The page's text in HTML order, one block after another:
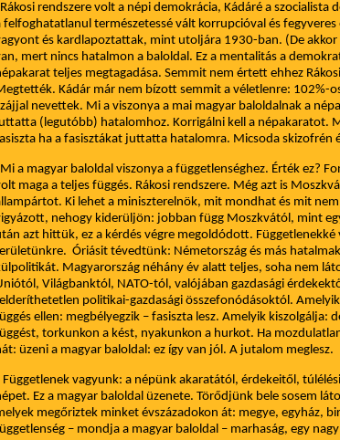
Rákosi rendszere volt a népi demokrácia, Kádáré a
felfoghatatlanul természetessé vált korrupcióval és
és kardlapoztattak, mint utoljára 1930-ban. (De
mert nincs hatalmon a baloldal. Ez a mentalitás a
teljes megtagadása. Semmit nem értett ehhez
Kádár már nem bízott semmit a véletlenre: 102%-
nevettek. Mi a viszonya a mai magyar baloldalnak a
(legutóbb) hatalomhoz. Korrigálni kell a népakaratot.
ha a fasisztákat juttatta hatalomra. Micsoda skizofrén
Mi a magyar baloldal viszonya a függetlenséghez. Érték ez?
maga a teljes függés. Rákosi rendszere. Még azt is
Ki lehet a miniszterelnök, mit mondhat és mit
nehogy kiderüljön: jobban függ Moszkvától, mint
azt hittük, ez a kérdés végre megoldódott.
Óriásit tévedtünk: Németország és más
Magyarország néhány év alatt teljes, soha nem
Világbanktól, NATO-tól, valójában gazdasági
politikai-gazdasági összefonódásoktól.
ellen: megbélyegzik – fasiszta lesz. Amelyik kiszolgálja:
torkunkon a kést, nyakunkon a hurkot. Ha
üzeni a magyar baloldal: ez így van jól. A jutalom meglesz.
Függetlenek vagyunk: a népünk akaratától, érdekeitől,
Ez a magyar baloldal üzenete. Törődjünk bele sosem
megőriztek minket évszázadokon át: megye, egyház,
– mondja a magyar baloldal – marhaság, egy